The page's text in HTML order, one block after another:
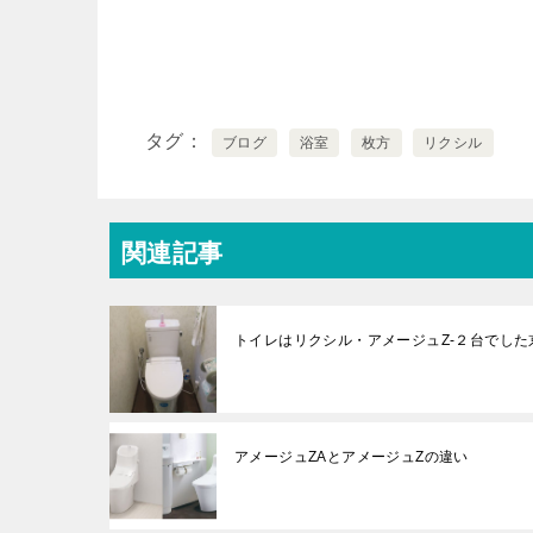
タグ ブログ 浴室 枚方 リクシル
関連記事
トイレはリクシル・アメージュZ-２台でした
アメージュZAとアメージュZの違い